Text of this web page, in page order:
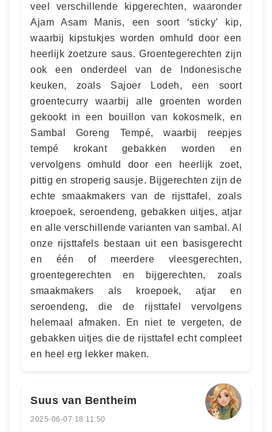
veel verschillende kipgerechten, waaronder
Ajam Asam Manis, een soort ‘sticky’ kip,
waarbij kipstukjes worden omhuld door een
heerlijk zoetzure saus. Groentegerechten zijn
ook een onderdeel van de Indonesische
keuken, zoals Sajoer Lodeh, een soort
groentecurry waarbij alle groenten worden
gekookt in een bouillon van kokosmelk, en
Sambal Goreng Tempé, waarbij reepjes
tempé krokant gebakken worden en
vervolgens omhuld door een heerlijk zoet,
pittig en stroperig sausje. Bijgerechten zijn de
echte smaakmakers van de rijsttafel, zoals
kroepoek, seroendeng, gebakken uitjes, atjar
en alle verschillende varianten van sambal. Al
onze rijsttafels bestaan uit een basisgerecht
en één of meerdere vleesgerechten,
groentegerechten en bijgerechten, zoals
smaakmakers als kroepoek, atjar en
seroendeng, die de rijsttafel vervolgens
helemaal afmaken. En niet te vergeten, de
gebakken uitjes die de rijsttafel echt compleet
en heel erg lekker maken.
Suus van Bentheim
2025-06-07 18:11:50